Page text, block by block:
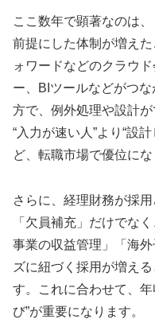
ここ数年で顕著なのは
前提にした体制が増え
ォワードなどのクラウ
ー、BIツールなどがつ
方で、例外処理や設計
“入力が速い人”より“設
ど、転職市場で優位にな
さらに、経理財務が採
「欠員補充」だけでな
事業の収益管理」「海
ズに紐づく採用が増え
す。これに合わせて、
び”が重要になります。